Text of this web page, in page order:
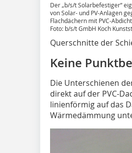
Der „b/s/t Solarbefestiger“
von Solar- und PV-Anlagen
Flachdächern mit PVC-
Foto: b/s/t GmbH Koch
Querschnitte der
Keine
Die Unterschienen
direkt auf der PVC-
linienförmig auf das
Wärmedämmung